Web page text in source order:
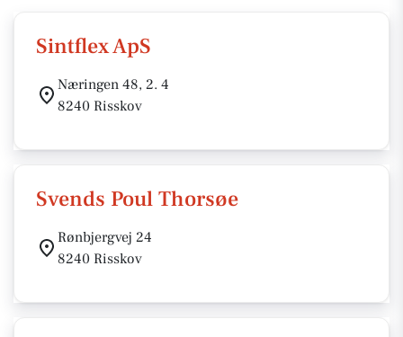
Sintflex ApS
Næringen 48, 2. 4
8240 Risskov
Svends Poul Thorsøe
Rønbjergvej 24
8240 Risskov